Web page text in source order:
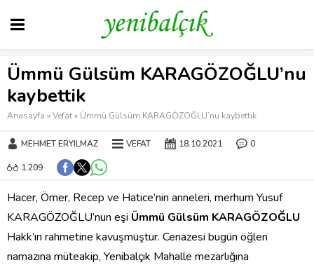
Ümmü Gülsüm KARAGÖZOĞLU’nu
kaybettik
Anasayfa »Vefat» Ümmü Gülsüm KARAGÖZOĞLU’nu kaybettik
MEHMET ERYILMAZ VEFAT 18.10.2021 0
1.209
Hacer, Ömer, Recep ve Hatice’nin anneleri, merhum Yusuf
KARAGÖZOĞLU’nun eşi Ümmü Gülsüm KARAGÖZOĞLU
Hakk’ın rahmetine kavuşmuştur. Cenazesi bugün öğlen
namazına müteakip, Yenibalçık Mahalle mezarlığına